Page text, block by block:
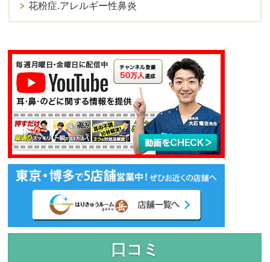
花粉症.アレルギー性鼻炎